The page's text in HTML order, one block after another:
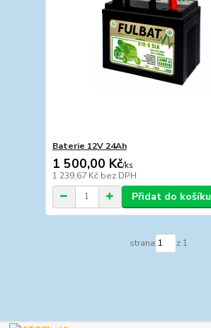
Baterie 12V 24Ah
1 500,00 Kč/ks
1 239,67 Kč bez DPH
Přidat do košíku
strana z 1